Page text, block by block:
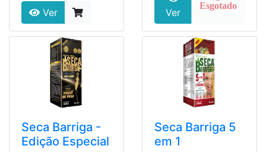
Ver Ver
Esgotado
Seca Barriga -
Edição Especial
Seca Barriga 5
em 1